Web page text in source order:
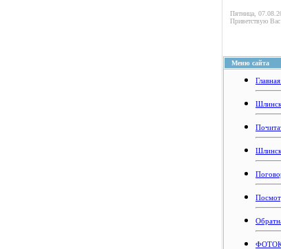
Пятница,
Приветствую Вас
Меню сайта